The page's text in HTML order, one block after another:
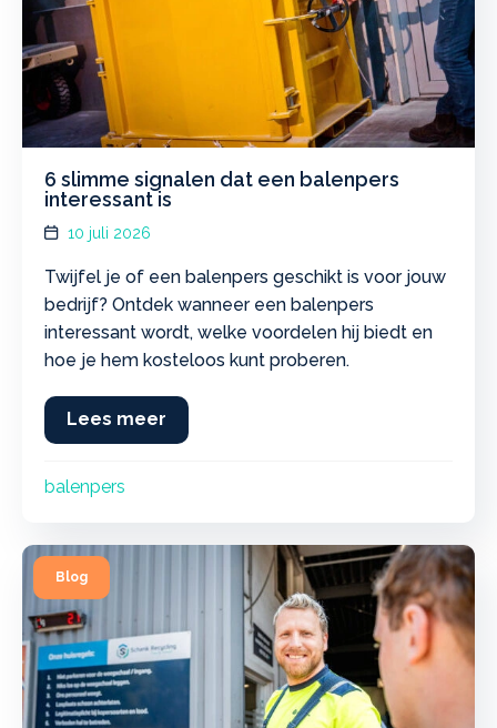
6 slimme signalen dat een balenpers
interessant is
10 juli 2026
Twijfel je of een balenpers geschikt is voor jouw
bedrijf? Ontdek wanneer een balenpers
interessant wordt, welke voordelen hij biedt en
hoe je hem kosteloos kunt proberen.
Lees meer
balenpers